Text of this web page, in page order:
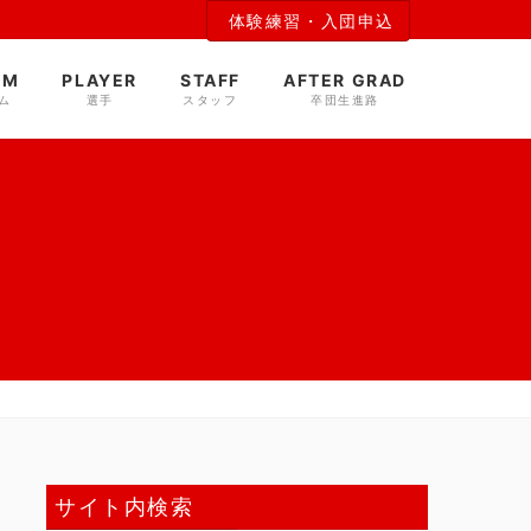
体験練習・入団申込
PLAYER
選手
STAFF
スタッフ
AFTER GRAD
卒団生進路
サイト内検索